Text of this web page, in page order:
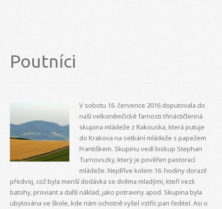
Poutníci
V sobotu 16. července 2016 doputovala do
naší velkoněmčické farnosti třináctičlenná
skupina mládeže z Rakouska, která putuje
do Krakova na setkání mládeže s papežem
Františkem. Skupinu vedl biskup Stephan
Turnovszky, který je pověřen pastorací
mládeže. Nejdříve kolem 16. hodiny dorazil
předvoj, což byla menší dodávka se dvěma mladými, kteří vezli
batohy, proviant a další náklad, jako potraviny apod. Skupina byla
ubytována ve škole, kde nám ochotně vyšel vstříc pan ředitel. Asi o